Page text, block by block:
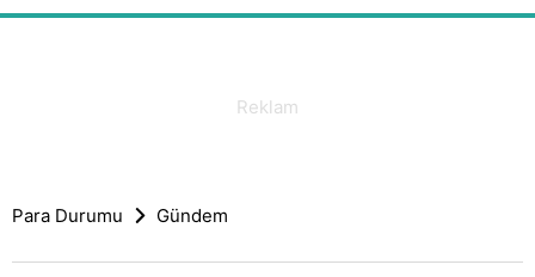
Para Durumu Gündem